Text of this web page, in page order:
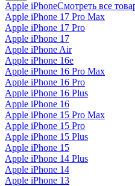
Apple iPhoneСмотреть все
Apple iPhone 17 Pro Max
Apple iPhone 17 Pro
Apple iPhone 17
Apple iPhone Air
Apple iPhone 16e
Apple iPhone 16 Pro Max
Apple iPhone 16 Pro
Apple iPhone 16 Plus
Apple iPhone 16
Apple iPhone 15 Pro Max
Apple iPhone 15 Pro
Apple iPhone 15 Plus
Apple iPhone 15
Apple iPhone 14 Plus
Apple iPhone 14
Apple iPhone 13